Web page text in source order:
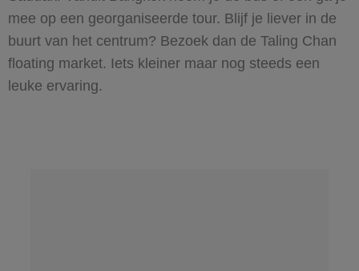
mee op een georganiseerde tour. Blijf je liever in de
buurt van het centrum? Bezoek dan de Taling Chan
floating market. Iets kleiner maar nog steeds een
leuke ervaring.